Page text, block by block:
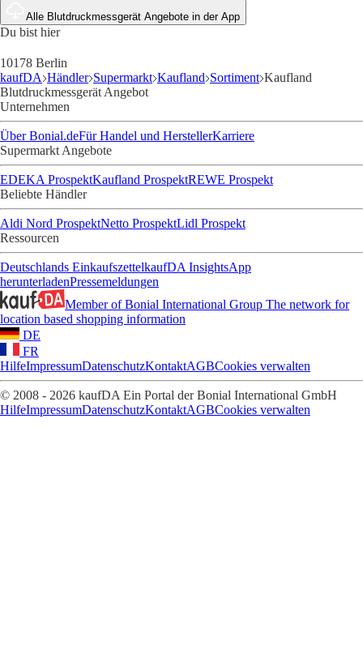
Alle Blutdruckmessgerät Angebote in der App
Du bist hier
10178 Berlin
kaufDA Händler Supermarkt Kaufland Sortiment Kaufland
Blutdruckmessgerät Angebot
Unternehmen
Über Bonial.deFür Handel und HerstellerKarriere
Supermarkt Angebote
EDEKA ProspektKaufland ProspektREWE Prospekt
Beliebte Händler
Aldi Nord ProspektNetto ProspektLidl Prospekt
Ressourcen
Deutschlands EinkaufszettelkaufDA InsightsApp
herunterladenPressemeldungen
Member of Bonial International Group The network for
location based shopping information
DE
FR
HilfeImpressumDatenschutzKontaktAGBCookies verwalten
© 2008 - 2026 kaufDA Ein Portal der Bonial International GmbH
HilfeImpressumDatenschutzKontaktAGBCookies verwalten